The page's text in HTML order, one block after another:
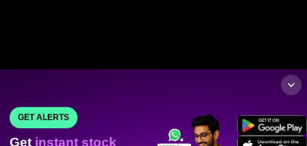
GET ALERTS
Get instant stock